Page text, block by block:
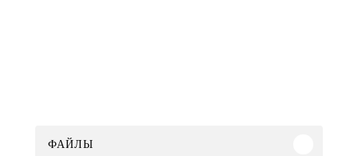
ФАЙЛЫ